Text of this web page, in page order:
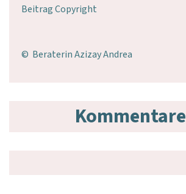
Beitrag Copyright
© Beraterin Azizay Andrea
Kommentare